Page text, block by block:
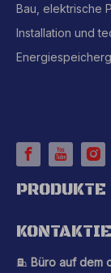
Bau, elektrische
Installation und
PRODUKTE
 Büro auf dem